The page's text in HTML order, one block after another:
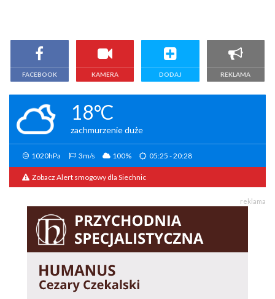
FACEBOOK KAMERA DODAJ REKLAMA
18°C
zachmurzenie duże
1020hPa 3m/s 100% 05:25 - 20:28
Zobacz Alert smogowy dla Siechnic
reklama